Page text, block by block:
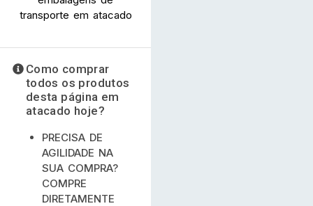
transporte em atacado
Como comprar
todos os produtos
desta página em
atacado hoje?
PRECISA DE
AGILIDADE NA
SUA COMPRA?
COMPRE
DIRETAMENTE